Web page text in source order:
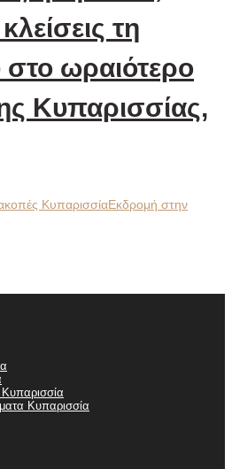
τη
ωραιότερο
Κυπαρισσίας,
ΚυπαρισσίαΕκδρομή στην
Κυπαρισσία
Κυπαρισσία